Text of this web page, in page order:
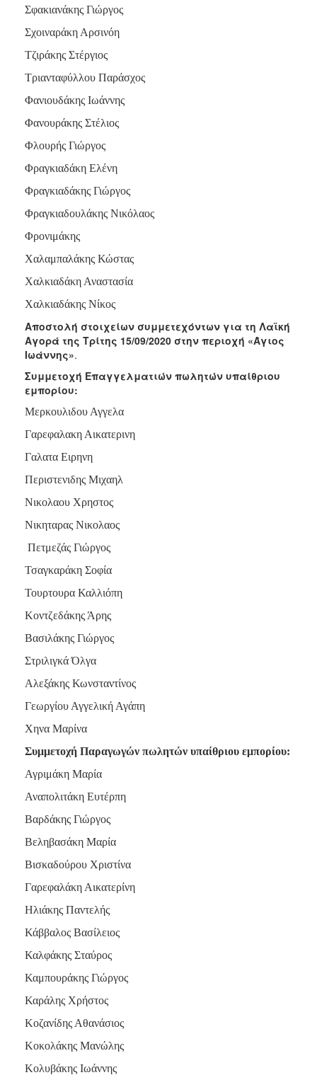
Σφακιανάκης Γιώργος
Σχοιναράκη Αρσινόη
Τζιράκης Στέργιος
Τριανταφύλλου Παράσχος
Φανιουδάκης Ιωάννης
Φανουράκης Στέλιος
Φλουρής Γιώργος
Φραγκιαδάκη Ελένη
Φραγκιαδάκης Γιώργος
Φραγκιαδουλάκης Νικόλαος
Φρονιμάκης
Χαλαμπαλάκης Κώστας
Χαλκιαδάκη Αναστασία
Χαλκιαδάκης Νίκος
Αποστολή στοιχείων συμμετεχόντων για τη Λαϊκή
Αγορά της Τρίτης 15/09/2020 στην περιοχή «Άγιος
Ιωάννης».
Συμμετοχή Επαγγελματιών πωλητών υπαίθριου
εμπορίου:
Μερκουλιδου Αγγελα
Γαρεφαλακη Αικατερινη
Γαλατα Ειρηνη
Περιστενιδης Μιχαηλ
Νικολαου Χρηστος
Νικηταρας Νικολαος
Πετμεζάς Γιώργος
Τσαγκαράκη Σοφία
Τουρτουρα Καλλιόπη
Κοντζεδάκης Άρης
Βασιλάκης Γιώργος
Στριλιγκά Όλγα
Αλεξάκης Κωνσταντίνος
Γεωργίου Αγγελική Αγάπη
Χηνα Μαρίνα
Συμμετοχή Παραγωγών πωλητών υπαίθριου εμπορίου:
Αγριμάκη Μαρία
Αναπολιτάκη Ευτέρπη
Βαρδάκης Γιώργος
Βεληβασάκη Μαρία
Βισκαδούρου Χριστίνα
Γαρεφαλάκη Αικατερίνη
Ηλιάκης Παντελής
Κάββαλος Βασίλειος
Καλφάκης Σταύρος
Καμπουράκης Γιώργος
Καράλης Χρήστος
Κοζανίδης Αθανάσιος
Κοκολάκης Μανώλης
Κολυβάκης Ιωάννης